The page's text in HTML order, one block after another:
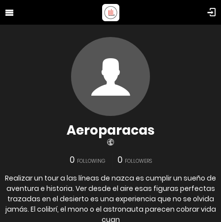
Aeroparacas
0 FOLLOWING 0 FOLLOWERS
Realizar un tour a las líneas de nazca es cumplir un sueño de
aventura e historia. Ver desde el aire esas figuras perfectas
trazadas en el desierto es una experiencia que no se olvida
jamás. El colibrí, el mono o el astronauta parecen cobrar vida
cuan